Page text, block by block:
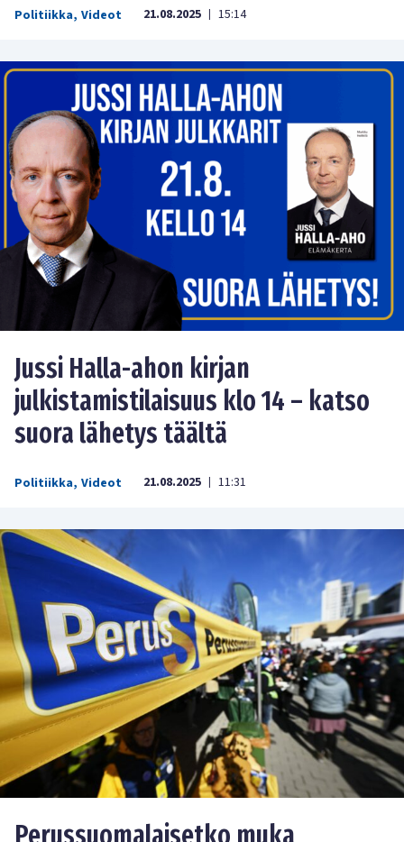
Politiikka, Videot 21.08.2025 | 15:14
Jussi Halla-ahon kirjan
julkistamistilaisuus klo 14 – katso
suora lähetys täältä
Politiikka, Videot 21.08.2025 | 11:31